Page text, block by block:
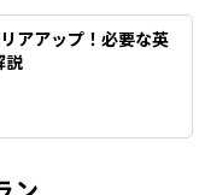
アアップ！必要な英
説